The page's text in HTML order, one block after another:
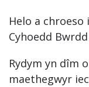
Helo a
Cyhoedd
Rydym yn dîm
maethegwyr